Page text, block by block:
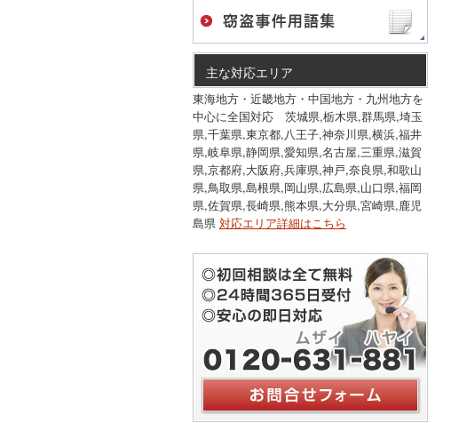
主な対応エリア
東海地方・近畿地方・中国地方・九州地方を
中心に全国対応 茨城県,栃木県,群馬県,埼玉
県,千葉県,東京都,八王子,神奈川県,横浜,福井
県,岐阜県,静岡県,愛知県,名古屋,三重県,滋賀
県,京都府,大阪府,兵庫県,神戸,奈良県,和歌山
県,鳥取県,島根県,岡山県,広島県,山口県,福岡
県,佐賀県,長崎県,熊本県,大分県,宮崎県,鹿児
島県 対応エリア詳細はこちら